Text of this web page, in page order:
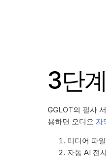
3단
GGLOT의 필사
용하면 오디오 자
미디어 파
자동 AI 전